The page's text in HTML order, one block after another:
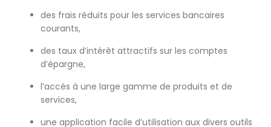
des frais réduits pour les services bancaires
courants,
des taux d’intérêt attractifs sur les comptes
d’épargne,
l’accès à une large gamme de produits et de
services,
une application facile d’utilisation aux divers outils